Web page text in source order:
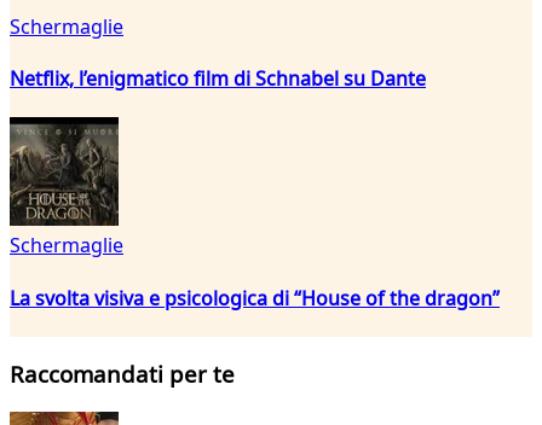
Schermaglie
Netflix, l’enigmatico film di Schnabel su Dante
Schermaglie
La svolta visiva e psicologica di “House of the dragon”
Raccomandati per te